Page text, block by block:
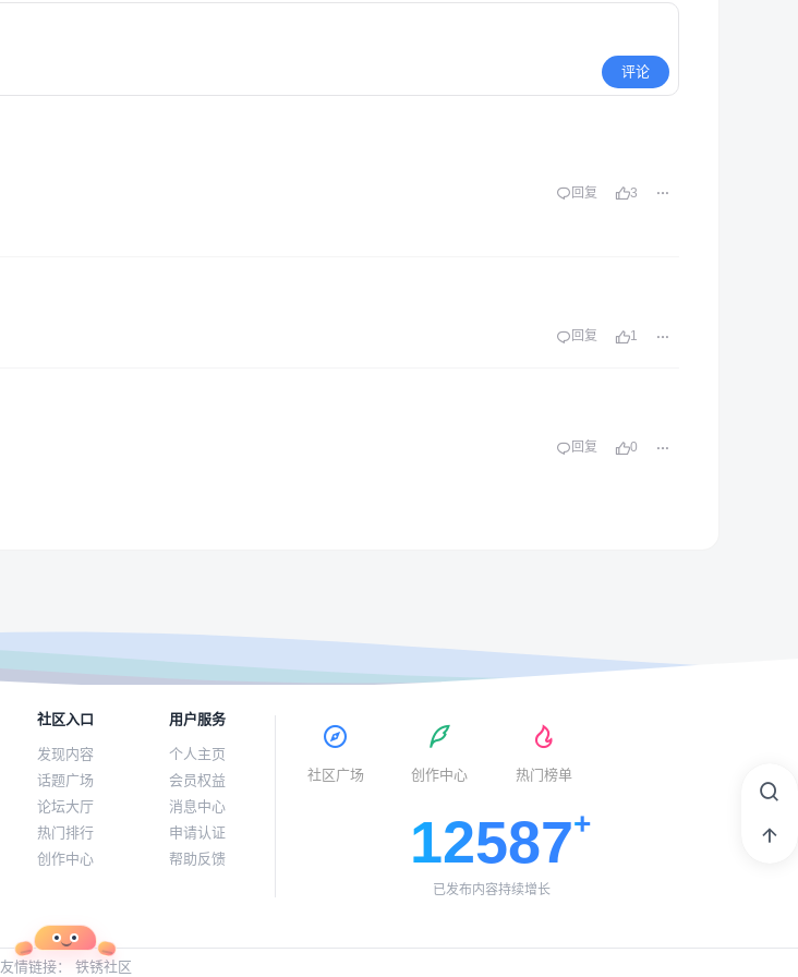
评论
回复 3
回复 1
回复 0
社区入口
发现内容
话题广场
论坛大厅
热门排行
创作中心
用户服务
个人主页
会员权益
消息中心
申请认证
帮助反馈
社区广场 创作中心 热门榜单
12587
已发布内容持续增长
友情链接： 铁锈社区